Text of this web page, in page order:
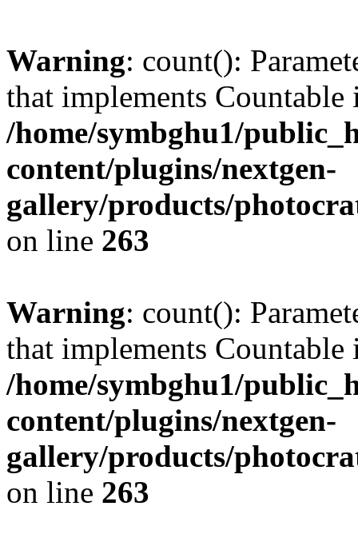
Warning: count():
that implements Countable
/home/symbghu1/
content/plugins/nextgen-
gallery/products/
on line 263
Warning: count():
that implements Countable
/home/symbghu1/
content/plugins/nextgen-
gallery/products/
on line 263